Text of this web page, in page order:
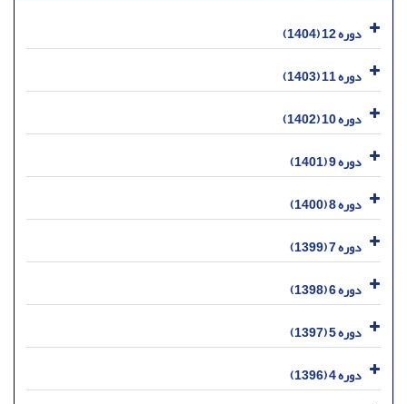
دوره 12 (1404)
دوره 11 (1403)
دوره 10 (1402)
دوره 9 (1401)
دوره 8 (1400)
دوره 7 (1399)
دوره 6 (1398)
دوره 5 (1397)
دوره 4 (1396)